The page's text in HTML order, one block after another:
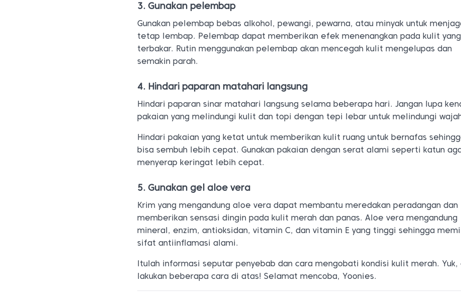
3. Gunakan pelembap
Gunakan pelembap bebas alkohol, pewangi, pewarna, atau minyak untuk
tetap lembap. Pelembap dapat memberikan efek menenangkan pada kulit yang
terbakar. Rutin menggunakan pelembap akan mencegah kulit mengelupas dan
semakin parah.
4. Hindari paparan matahari langsung
Hindari paparan sinar matahari langsung selama beberapa hari. Jangan lupa
pakaian yang melindungi kulit dan topi dengan tepi lebar untuk melindungi
Hindari pakaian yang ketat untuk memberikan kulit ruang untuk bernafas
bisa sembuh lebih cepat. Gunakan pakaian dengan serat alami seperti katun
menyerap keringat lebih cepat.
5. Gunakan gel aloe vera
Krim yang mengandung aloe vera dapat membantu meredakan peradangan dan
memberikan sensasi dingin pada kulit merah dan panas. Aloe vera mengandung
mineral, enzim, antioksidan, vitamin C, dan vitamin E yang tinggi sehingga
sifat antiinflamasi alami.
Itulah informasi seputar penyebab dan cara mengobati kondisi kulit merah. Yuk,
lakukan beberapa cara di atas! Selamat mencoba, Yoonies.